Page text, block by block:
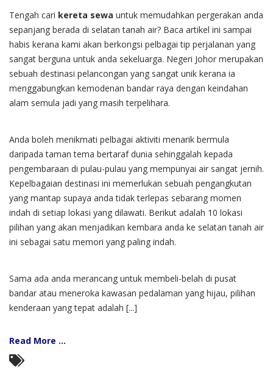
Tengah cari kereta sewa untuk memudahkan pergerakan anda
sepanjang berada di selatan tanah air? Baca artikel ini sampai
habis kerana kami akan berkongsi pelbagai tip perjalanan yang
sangat berguna untuk anda sekeluarga. Negeri Johor merupakan
sebuah destinasi pelancongan yang sangat unik kerana ia
menggabungkan kemodenan bandar raya dengan keindahan
alam semula jadi yang masih terpelihara.
Anda boleh menikmati pelbagai aktiviti menarik bermula
daripada taman tema bertaraf dunia sehinggalah kepada
pengembaraan di pulau-pulau yang mempunyai air sangat jernih.
Kepelbagaian destinasi ini memerlukan sebuah pengangkutan
yang mantap supaya anda tidak terlepas sebarang momen
indah di setiap lokasi yang dilawati. Berikut adalah 10 lokasi
pilihan yang akan menjadikan kembara anda ke selatan tanah air
ini sebagai satu memori yang paling indah.
Sama ada anda merancang untuk membeli-belah di pusat
bandar atau meneroka kawasan pedalaman yang hijau, pilihan
kenderaan yang tepat adalah [...]
Read More ...